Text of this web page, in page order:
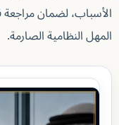
الأسباب، لضمان
المهل النظامية الصارمة.